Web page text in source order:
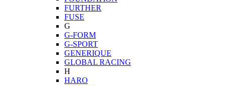
FURTHER
FUSE
G
G-FORM
G-SPORT
GENERIQUE
GLOBAL RACING
H
HARO